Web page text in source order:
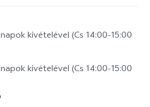
nyilatkozat
kivételével (Cs 14:00–15:00
kivételével (Cs 14:00–15:00